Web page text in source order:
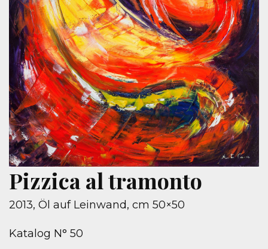
Pizzica al tramonto
2013, Öl auf Leinwand, cm 50×50
Katalog N° 50